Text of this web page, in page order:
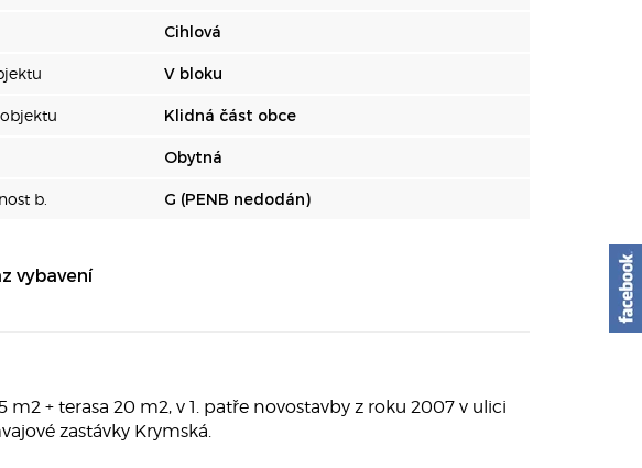
Cihlová
V bloku
Klidná část obce
Obytná
b. G (PENB nedodán)
vybavení
+ terasa 20 m2, v 1. patře novostavby z roku 2007 v ulici
zastávky Krymská.